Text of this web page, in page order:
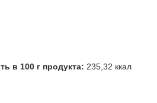
в 100 г продукта: 235,32 ккал